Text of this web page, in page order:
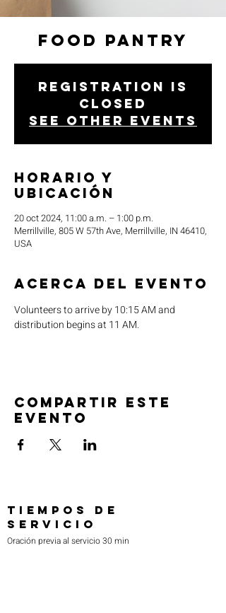
Food Pantry
Registration is
closed
See other events
Horario y
ubicación
20 oct 2024, 11:00 a.m. – 1:00 p.m.
Merrillville, 805 W 57th Ave, Merrillville, IN 46410,
USA
Acerca del evento
Volunteers to arrive by 10:15 AM and
distribution begins at 11 AM.
Compartir este
evento
TIEMPOS DE
SERVICIO
Oración previa al servicio 30 min